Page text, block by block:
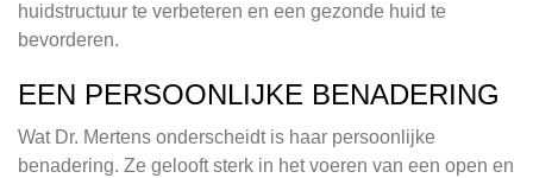
huidstructuur te verbeteren en een gezonde huid te
bevorderen.
EEN PERSOONLIJKE BENADERING
Wat Dr. Mertens onderscheidt is haar persoonlijke
benadering. Ze gelooft sterk in het voeren van een open en